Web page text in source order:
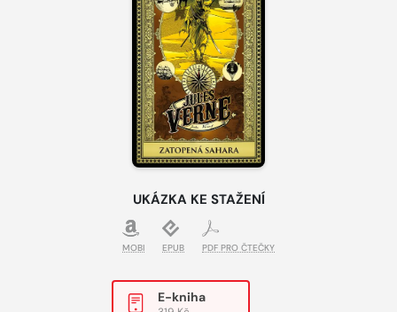
UKÁZKA KE STAŽENÍ
MOBI EPUB PDF PRO ČTEČKY
E-kniha